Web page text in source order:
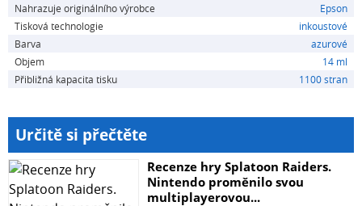
Nahrazuje originálního výrobce
Epson
Tisková technologie
inkoustové
Barva
azurové
Objem
14 ml
Přibližná kapacita tisku
1100 stran
Určitě si přečtěte
Recenze hry Splatoon Raiders.
Nintendo proměnilo svou
multiplayerovou...